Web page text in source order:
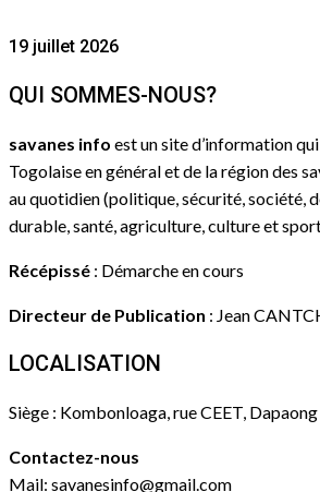
19 juillet 2026
QUI SOMMES-NOUS?
savanes info est un site d’information
Togolaise en général et de la région des
au quotidien (politique, sécurité, société,
durable, santé, agriculture, culture et
Récépissé : Démarche en cours
Directeur de Publication : Jean
LOCALISATION
Siège : Kombonloaga, rue CEET,
Contactez-nous
Mail: savanesinfo@gmail.com